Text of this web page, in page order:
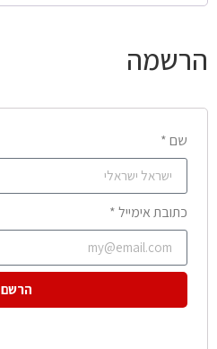
הרשמה
שם *
כתובת אימייל *
הרשם